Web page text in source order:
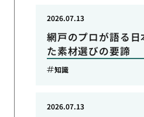
網戸のプロが語る日
た素材選びの要諦
2026.07.13
知識
2026.07.13